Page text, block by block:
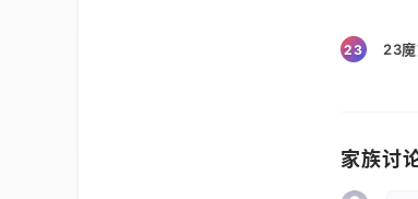
23 23
家族讨